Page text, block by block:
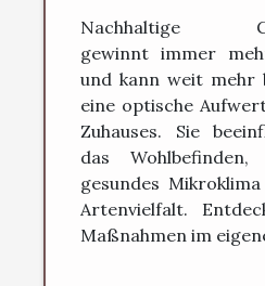
kann?
Nachhaltige
gewinnt immer
und kann weit mehr
eine optische
Zuhauses. Sie
das
gesundes
Artenvielfalt.
Maßnahmen im